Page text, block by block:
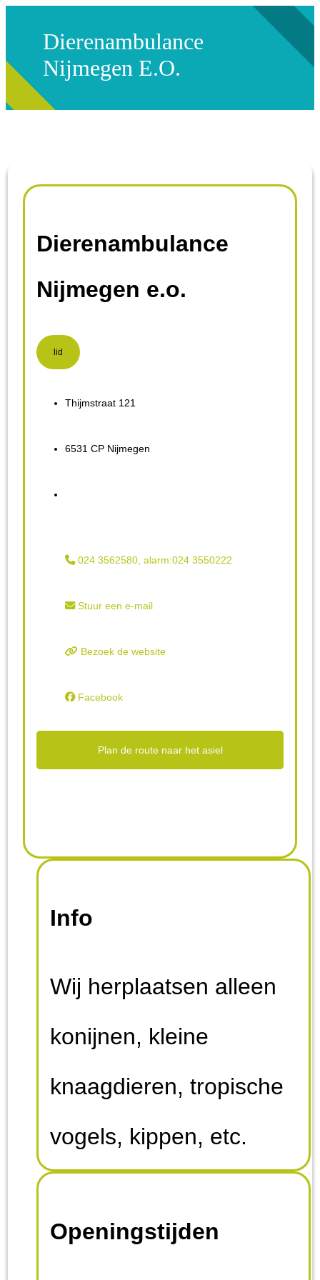
Dierenambulance
Nijmegen E.o.
Dierenambulance
Nijmegen e.o.
lid
Thijmstraat 121
6531 CP Nijmegen
024 3562580, alarm:024 3550222
Stuur een e-mail
Bezoek de website
Facebook
Plan de route naar het asiel
Info
Wij herplaatsen alleen
konijnen, kleine
knaagdieren, tropische
vogels, kippen, etc.
bezoeken om te kijken
Openingstijden